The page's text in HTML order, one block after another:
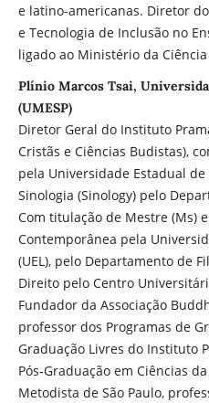
e latino-americanas. Diretor
e Tecnologia de Inclusão no
ligado ao Ministério da
Plínio Marcos Tsai,
(UMESP)
Diretor Geral do Instituto
Cristãs e Ciências Budistas),
pela Universidade Estadual de
Sinologia (Sinology) pelo
Com titulação de Mestre (Ms)
Contemporânea pela
(UEL), pelo Departamento de
Direito pelo Centro
Fundador da Associação
professor dos Programas de
Graduação Livres do Instituto
Pós-Graduação em Ciências
Metodista de São Paulo,